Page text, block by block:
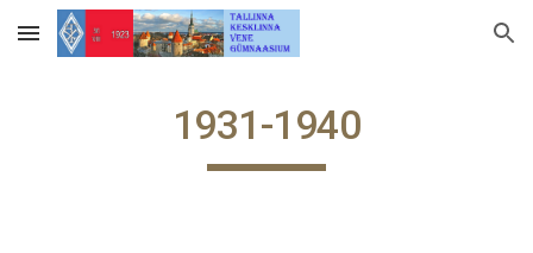
Skip to main content Skip to navigation
1931-1940